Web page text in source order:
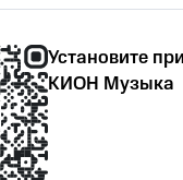
Установите
КИОН Музыка